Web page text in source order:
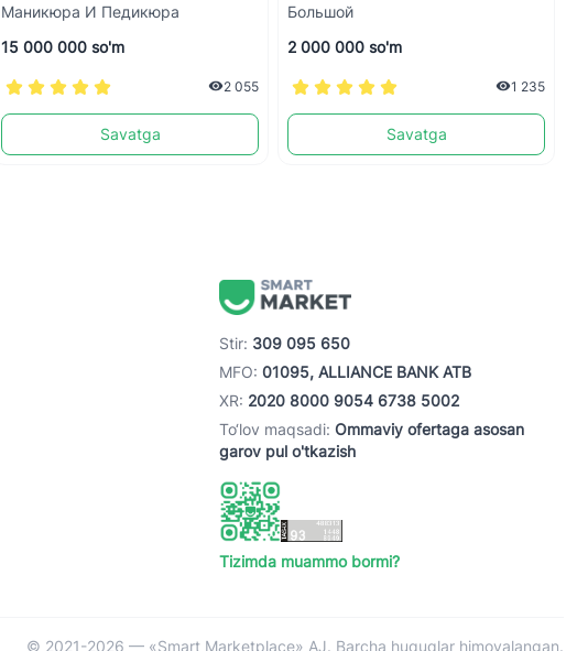
Маникюра И Педикюра
15 000 000 so'm
2 055
Savatga
Большой
2 000 000 so'm
1 235
Savatga
Stir: 309 095 650
MFO: 01095, ALLIANCE BANK ATB
XR: 2020 8000 9054 6738 5002
To‘lov maqsadi: Ommaviy ofertaga asosan
garov pul o'tkazish
Tizimda muammo bormi?
© 2021-2026 — «Smart Marketplace» AJ. Barcha huquqlar himoyalangan.